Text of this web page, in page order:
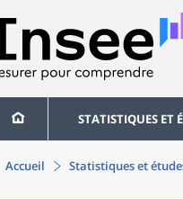
STATISTIQUES ET
Accueil Statistiques et